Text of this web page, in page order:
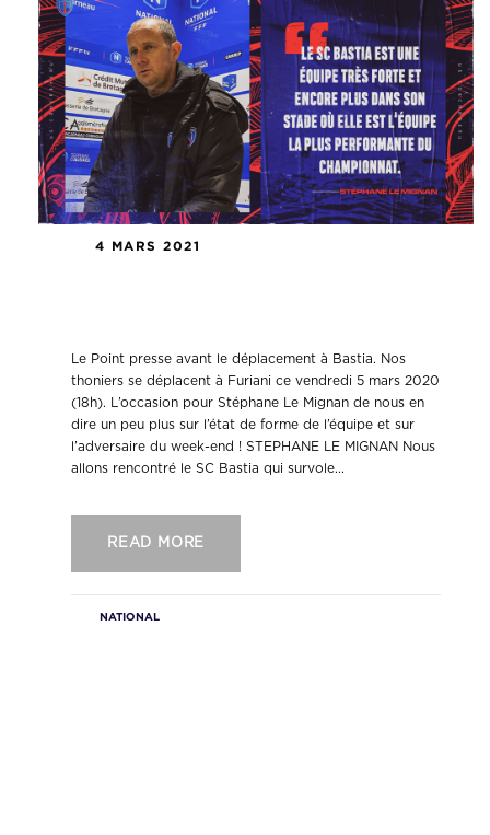
4 MARS 2021
Le Point presse avant le déplacement à Bastia. Nos
thoniers se déplacent à Furiani ce vendredi 5 mars 2020
(18h). L’occasion pour Stéphane Le Mignan de nous en
dire un peu plus sur l’état de forme de l’équipe et sur
l’adversaire du week-end ! STEPHANE LE MIGNAN Nous
allons rencontré le SC Bastia qui survole...
READ MORE
NATIONAL